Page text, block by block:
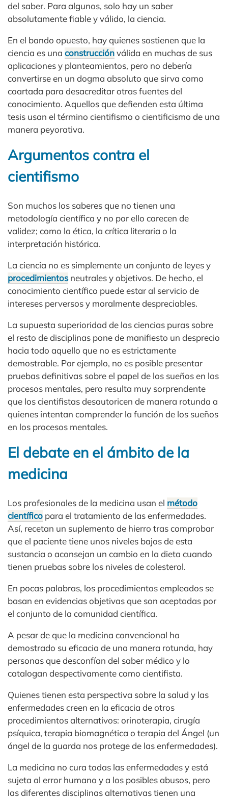
del saber. Para algunos, solo hay un saber
absolutamente fiable y válido, la ciencia.
En el bando opuesto, hay quienes sostienen que la
ciencia es una construcciónválida en muchas de sus
aplicaciones y planteamientos, pero no debería
convertirse en un dogma absoluto que sirva como
coartada para desacreditar otras fuentes del
conocimiento. Aquellos que defienden esta última
tesis usan el término cientifismo o cientificismo de una
manera peyorativa.
Argumentos contra el
cientifismo
Son muchos los saberes que no tienen una
metodología científica y no por ello carecen de
validez; como la ética, la crítica literaria o la
interpretación histórica.
La ciencia no es simplemente un conjunto de leyes y
procedimientosneutrales y objetivos. De hecho, el
conocimiento científico puede estar al servicio de
intereses perversos y moralmente despreciables.
La supuesta superioridad de las ciencias puras sobre
el resto de disciplinas pone de manifiesto un desprecio
hacia todo aquello que no es estrictamente
demostrable. Por ejemplo, no es posible presentar
pruebas definitivas sobre el papel de los sueños en los
procesos mentales, pero resulta muy sorprendente
que los cientifistas desautoricen de manera rotunda a
quienes intentan comprender la función de los sueños
en los procesos mentales.
El debate en el ámbito de la
medicina
Los profesionales de la medicina usan el método
científico para el tratamiento de las enfermedades.
Así, recetan un suplemento de hierro tras comprobar
que el paciente tiene unos niveles bajos de esta
sustancia o aconsejan un cambio en la dieta cuando
tienen pruebas sobre los niveles de colesterol.
En pocas palabras, los procedimientos empleados se
basan en evidencias objetivas que son aceptadas por
el conjunto de la comunidad científica.
A pesar de que la medicina convencional ha
demostrado su eficacia de una manera rotunda, hay
personas que desconfían del saber médico y lo
catalogan despectivamente como cientifista.
Quienes tienen esta perspectiva sobre la salud y las
enfermedades creen en la eficacia de otros
procedimientos alternativos: orinoterapia, cirugía
psíquica, terapia biomagnética o terapia del Ángel (un
ángel de la guarda nos protege de las enfermedades).
La medicina no cura todas las enfermedades y está
sujeta al error humano y a los posibles abusos, pero
las diferentes disciplinas alternativas tienen una